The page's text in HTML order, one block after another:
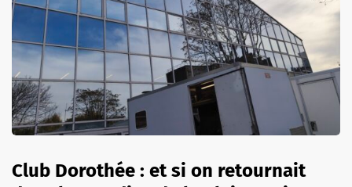
Club Dorothée : et si on retournait